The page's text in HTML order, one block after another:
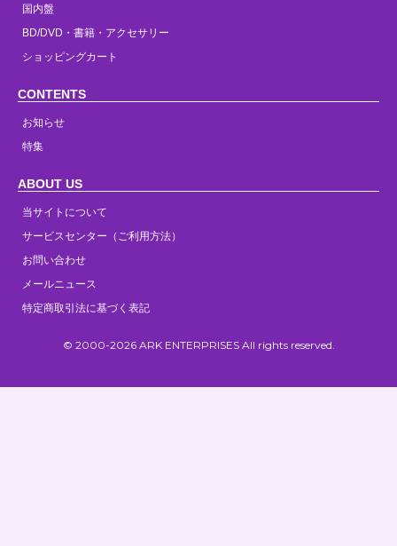
国内盤
BD/DVD・書籍・アクセサリー
ショッピングカート
CONTENTS
お知らせ
特集
ABOUT US
当サイトについて
サービスセンター（ご利用方法）
お問い合わせ
メールニュース
特定商取引法に基づく表記
© 2000-2026 ARK ENTERPRISES All rights reserved.